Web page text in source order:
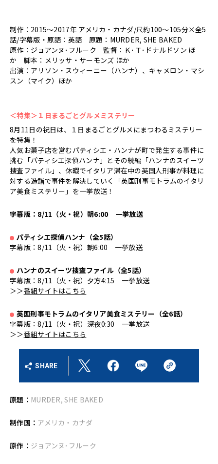
制作：2015～2017年 アメリカ・カナダ/尺約100～105分×全5
話/字幕版・原語：英語 原題：MURDER, SHE BAKED
原作：ジョアンヌ･フルーク 監督：Ｋ･Ｔ･ドナルドソン ほ
か 脚本：メリッサ・サーモンズ ほか
出演：アリソン・スウィーニー（ハンナ）、キャメロン・マシ
スン（マイク）ほか
＜特集＞１日まるごとグルメミステリー
8月11日の祝日は、１日まるごとグルメにまつわるミステリー
を特集！
人気お菓子店を営むパティシエ・ハンナが町で発生する事件に
挑む「パティシエ探偵ハンナ」とその続編「ハンナのスイーツ
捜査ファイル」、休暇でイタリア滞在中の英国人刑事が料理に
対する造詣で事件を解決していく「英国刑事モトラムのイタリ
ア美食ミステリー」を一挙放送！
字幕版：8/11（火・祝）朝6:00 一挙放送
● パティシエ探偵ハンナ（全5話）
字幕版：8/11（火・祝）朝6:00 一挙放送
● ハンナのスイーツ捜査ファイル（全5話）
字幕版：8/11（火・祝）夕方4:15 一挙放送
＞＞番組サイトはこちら
● 英国刑事モトラムのイタリア美食ミステリー（全6話）
字幕版：8/11（火・祝）深夜0:30 一挙放送
＞＞番組サイトはこちら
SHARE
原題： MURDER, SHE BAKED
制作国： アメリカ・カナダ
原作： ジョアンヌ･フルーク